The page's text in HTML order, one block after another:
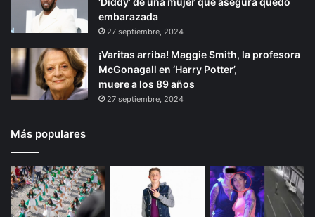
embarazada
27 septiembre, 2024
¡Varitas arriba! Maggie Smith, la profesora
McGonagall en ‘Harry Potter’,
muere a los 89 años
27 septiembre, 2024
Más populares